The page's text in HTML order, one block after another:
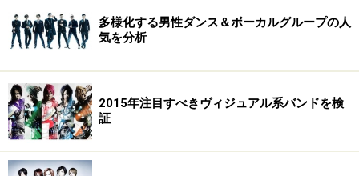
多様化する男性ダンス＆ボーカルグループの人
気を分析
2015年注目すべきヴィジュアル系バンドを検
証